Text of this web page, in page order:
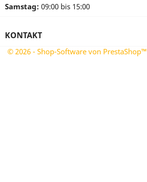
Samstag: 09:00 bis 15:00
KONTAKT
© 2026 - Shop-Software von PrestaShop™